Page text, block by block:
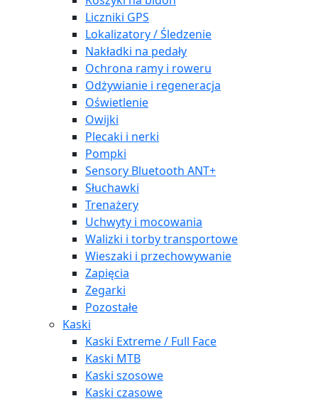
Liczniki GPS
Lokalizatory / Śledzenie
Nakładki na pedały
Ochrona ramy i roweru
Odżywianie i regeneracja
Oświetlenie
Owijki
Plecaki i nerki
Pompki
Sensory Bluetooth ANT+
Słuchawki
Trenażery
Uchwyty i mocowania
Walizki i torby transportowe
Wieszaki i przechowywanie
Zapięcia
Zegarki
Pozostałe
Kaski
Kaski Extreme / Full Face
Kaski MTB
Kaski szosowe
Kaski czasowe